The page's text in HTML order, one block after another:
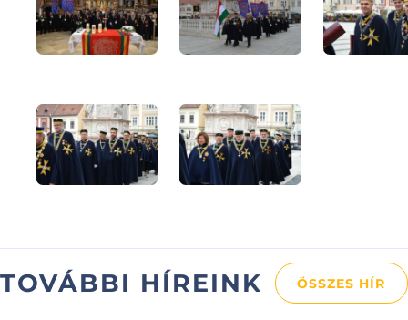
TOVÁBBI HÍREINK ÖSSZES HÍR